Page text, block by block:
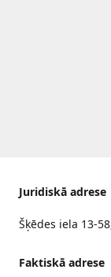
Juridiskā adrese
Šķēdes iela 13-
Faktiskā adrese